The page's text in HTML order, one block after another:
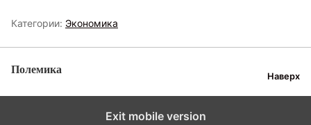
Категории: Экономика
Полемика Наверх
Exit mobile version